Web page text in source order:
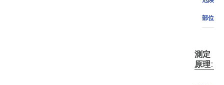
部位
測定
原理: